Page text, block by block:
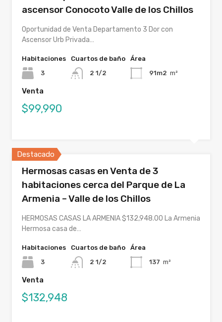
ascensor Conocoto Valle de los Chillos
Oportunidad de Venta Departamento 3 Dor con
Ascensor Urb Privada…
Habitaciones
3
Cuartos de baño
2 1/2
Área
91m2 m²
Venta
$99,990
Destacado
Hermosas casas en Venta de 3
habitaciones cerca del Parque de La
Armenia – Valle de los Chillos
HERMOSAS CASAS LA ARMENIA $132,948.00 La Armenia
Hermosa casa de…
Habitaciones
3
Cuartos de baño
2 1/2
Área
137 m²
Venta
$132,948